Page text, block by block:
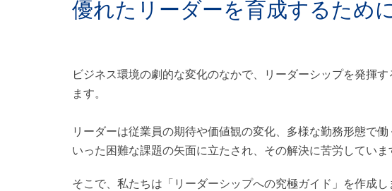
優れたリーダーを育成するため
ビジネス環境の劇的な変化のなかで、リーダーシップを発揮
ます。
リーダーは従業員の期待や価値観の変化、多様な勤務形態で
いった困難な課題の矢面に立たされ、その解決に苦労していま
そこで、私たちは「リーダーシップへの究極ガイド」を作成し